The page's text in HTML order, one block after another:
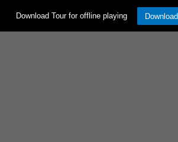
Download Tour for offline playing Download